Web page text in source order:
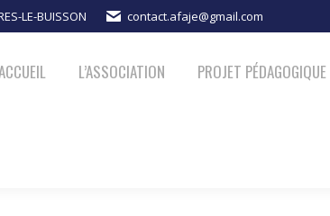
LE-BUISSON contact.afaje@gmail.com
L’ASSOCIATION PROJET PÉDAGOGIQUE
PÉDAGOGIQUE ACTUALITÉS NOUS SOUTENIR